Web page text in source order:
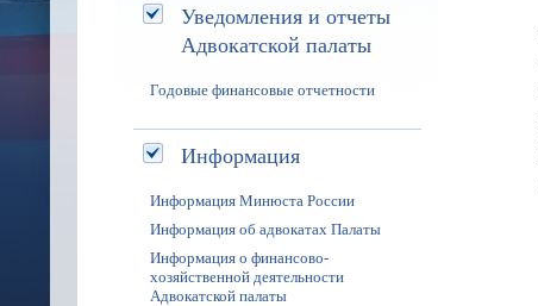
Уведомления и отчеты
Адвокатской палаты
Годовые финансовые отчетности
Информация
Информация Минюста России
Информация об адвокатах Палаты
Информация о финансово-
хозяйственной деятельности
Адвокатской палаты